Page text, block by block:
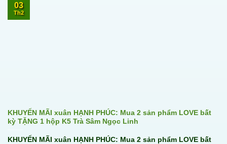
KHUYẾN MÃI xuân HẠNH PHÚC: Mua 2 sản phẩm LOVE bất
kỳ TẶNG 1 hộp K5 Trà Sâm Ngọc Linh
KHUYẾN MÃI xuân HẠNH PHÚC: Mua 2 sản phẩm LOVE bất
03
Th2